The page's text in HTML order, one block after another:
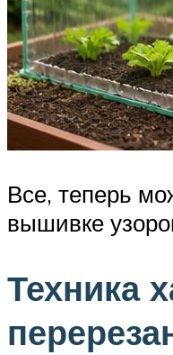
Все, теперь
вышивке
Техника